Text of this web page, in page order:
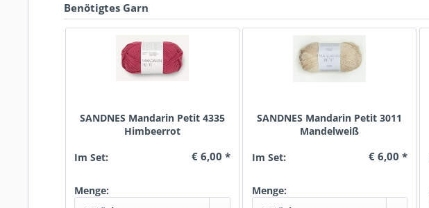
Benötigtes Garn
SANDNES Mandarin Petit 4335
Himbeerrot
Im Set:
€ 6,00 *
Menge:
SANDNES Mandarin Petit 3011
Mandelweiß
Im Set:
€ 6,00 *
Menge: